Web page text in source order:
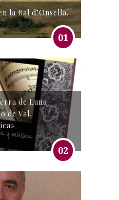
la Bal d’Onsella.
01
de Luna
de Val.
02